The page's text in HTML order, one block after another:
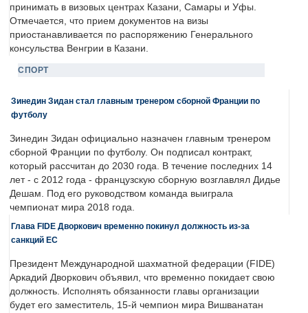
принимать в визовых центрах Казани, Самары и Уфы.
Отмечается, что прием документов на визы
приостанавливается по распоряжению Генерального
консульства Венгрии в Казани.
СПОРТ
Зинедин Зидан стал главным тренером сборной Франции по
футболу
Зинедин Зидан официально назначен главным тренером
сборной Франции по футболу. Он подписал контракт,
который рассчитан до 2030 года. В течение последних 14
лет - с 2012 года - французскую сборную возглавлял Дидье
Дешам. Под его руководством команда выиграла
чемпионат мира 2018 года.
Глава FIDE Дворкович временно покинул должность из-за
санкций ЕС
Президент Международной шахматной федерации (FIDE)
Аркадий Дворкович объявил, что временно покидает свою
должность. Исполнять обязанности главы организации
будет его заместитель, 15-й чемпион мира Вишванатан